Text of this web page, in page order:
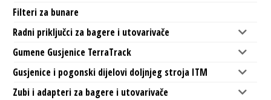
Filteri za bunare
Radni priključci za bagere i utovarivače
Gumene Gusjenice TerraTrack
Gusjenice i pogonski dijelovi doljnjeg stroja ITM
Zubi i adapteri za bagere i utovarivače